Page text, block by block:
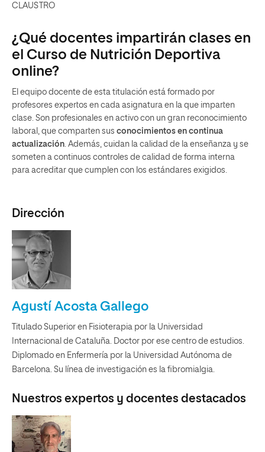
CLAUSTRO
¿Qué docentes impartirán clases en
el Curso de Nutrición Deportiva
online?
El equipo docente de esta titulación está formado por
profesores expertos en cada asignatura en la que imparten
clase. Son profesionales en activo con un gran reconocimiento
laboral, que comparten sus conocimientos en continua
actualización . Además, cuidan la calidad de la enseñanza y se
someten a continuos controles de calidad de forma interna
para acreditar que cumplen con los estándares exigidos.
Dirección
Agustí Acosta Gallego
Titulado Superior en Fisioterapia por la Universidad
Internacional de Cataluña. Doctor por ese centro de estudios.
Diplomado en Enfermería por la Universidad Autónoma de
Barcelona. Su línea de investigación es la fibromialgia.
Nuestros expertos y docentes destacados